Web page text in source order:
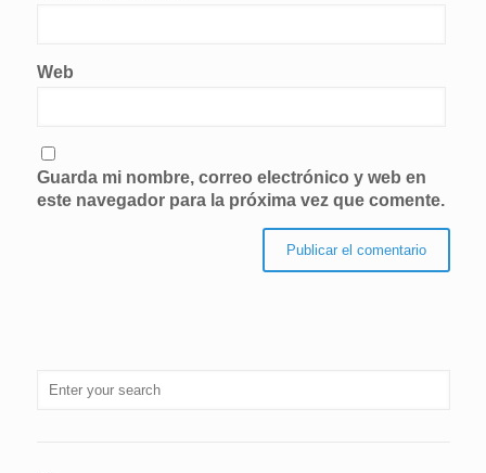
Web
Guarda mi nombre, correo electrónico y web en
este navegador para la próxima vez que comente.